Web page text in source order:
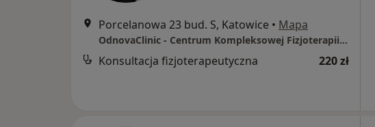
Porcelanowa 23 bud. S, Katowice • Mapa
OdnovaClinic - Centrum Kompleksowej Fizjoterapii i Rehabilitacji
Konsultacja fizjoterapeutyczna 220 zł